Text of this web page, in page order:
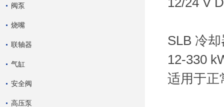
阀泵
烧嘴
联轴器
气缸
安全阀
高压泵
SLB 冷
12-330
适用于正